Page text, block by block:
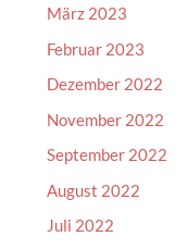
März 2023
Februar 2023
Dezember 2022
November 2022
September 2022
August 2022
Juli 2022